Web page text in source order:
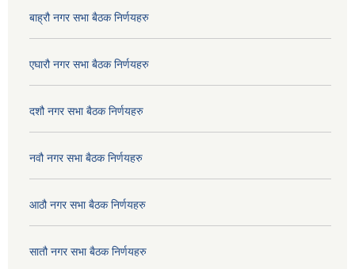
बाह्रौ नगर सभा बैठक निर्णयहरु
एघारौ नगर सभा बैठक निर्णयहरु
दशौ नगर सभा बैठक निर्णयहरु
नवौ नगर सभा बैठक निर्णयहरु
आठौ नगर सभा बैठक निर्णयहरु
सातौ नगर सभा बैठक निर्णयहरु